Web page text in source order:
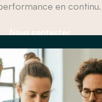
en continu.
Nous contacter